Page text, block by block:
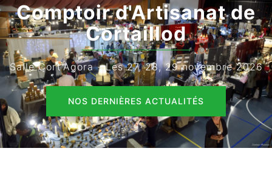
Comptoir d'Artisanat de
Cortaillod
Salle Cort'Agora - Les 27, 28, 29 novembre 2026
NOS DERNIÈRES ACTUALITÉS